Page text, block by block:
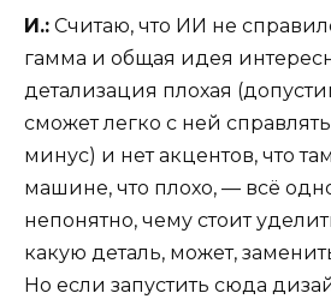
И.: Считаю, что ИИ не
гамма и общая идея
детализация плохая
сможет легко с ней
минус) и нет акцентов, что
машине, что плохо, — всё
непонятно, чему стоит
какую деталь, может,
Но если запустить сюда